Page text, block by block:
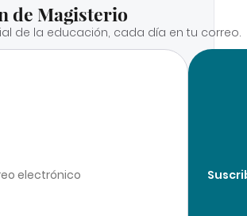
de Magisterio
de la educación, cada día en tu correo.